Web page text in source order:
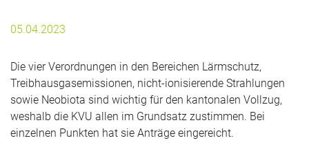
05.04.2023
Die vier Verordnungen in den Bereichen Lärmschutz,
Treibhausgasemissionen, nicht-ionisierende Strahlungen
sowie Neobiota sind wichtig für den kantonalen Vollzug,
weshalb die KVU allen im Grundsatz zustimmen. Bei
einzelnen Punkten hat sie Anträge eingereicht.